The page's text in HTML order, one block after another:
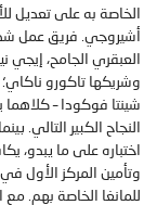
الحلقة 18
الحلقة 19
الحلقة 20
الحلقة 21
الحلقة 22
الحلقة 23
الخاصة به على تعديل
أشيروجي. فريق عمل
العبقري الجامح، إيجي
وشريكها تاكورو
شينتا فوكودا –
النجاح الكبير التالي.
اختباره على ما يبدو،
للمانغا الخاصة بهم.